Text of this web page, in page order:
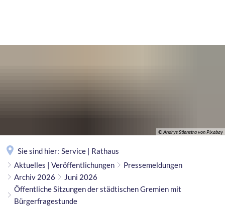
© Andrys Stienstra von Pixabay
Sie sind hier: Service | Rathaus
Aktuelles | Veröffentlichungen
Pressemeldungen
Archiv 2026
Juni 2026
Öffentliche Sitzungen der städtischen Gremien mit
Bürgerfragestunde